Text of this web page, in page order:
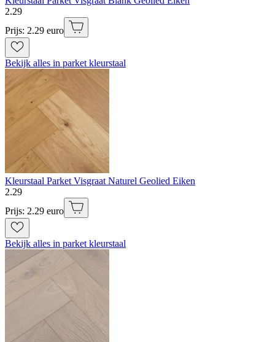
2.29
Prijs: 2.29 euro
Bekijk alles in parket kleurstaal
Kleurstaal Parket Visgraat Naturel Geolied Eiken
2.29
Prijs: 2.29 euro
Bekijk alles in parket kleurstaal